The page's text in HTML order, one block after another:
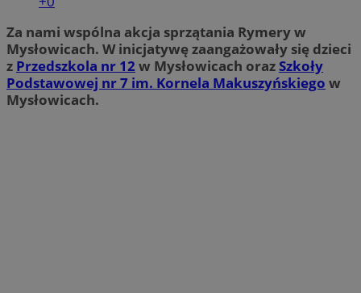
Za nami wspólna akcja sprzątania Rymery w
Mysłowicach. W inicjatywę zaangażowały się dzieci
z Przedszkola nr 12 w Mysłowicach orazSzkoły
Podstawowej nr 7 im. Kornela Makuszyńskiego w
Mysłowicach.